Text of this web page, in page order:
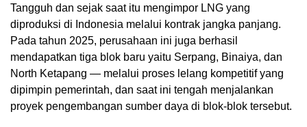
Tangguh dan sejak saat itu mengimpor LNG yang
diproduksi di Indonesia melalui kontrak jangka panjang.
Pada tahun 2025, perusahaan ini juga berhasil
mendapatkan tiga blok baru yaitu Serpang, Binaiya, dan
North Ketapang — melalui proses lelang kompetitif yang
dipimpin pemerintah, dan saat ini tengah menjalankan
proyek pengembangan sumber daya di blok-blok tersebut.